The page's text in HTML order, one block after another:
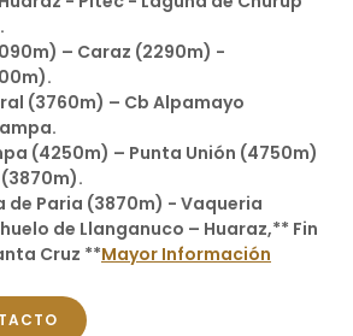
– Caraz (2290m) -
(3760m) – Cb Alpamayo
(4250m) – Punta Unión (4750m)
de Paria (3870m) - Vaqueria
de Llanganuco – Huaraz,** Fin
Cruz **Mayor Información